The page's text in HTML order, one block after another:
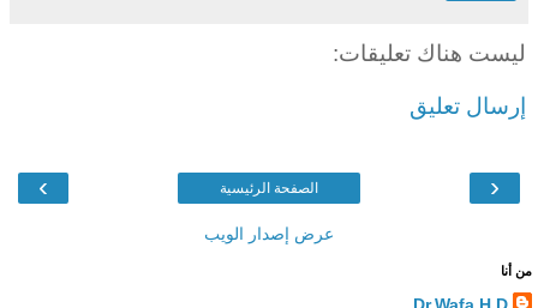
ليست هناك تعليقات:
إرسال تعليق
‹
› الصفحة الرئيسية
عرض إصدار الويب
من أنا